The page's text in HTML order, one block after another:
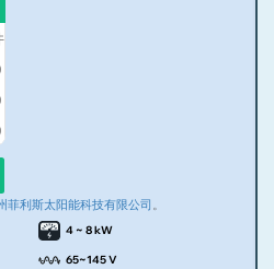
菲利斯太阳能科技有限公司 。
4 ~ 8 kW
65~145 V